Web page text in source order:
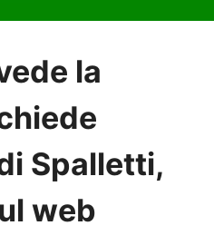
la
Spalletti,
web